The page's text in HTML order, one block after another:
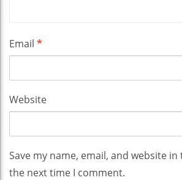
Email *
Website
Save my name, email, and website
the next time I comment.